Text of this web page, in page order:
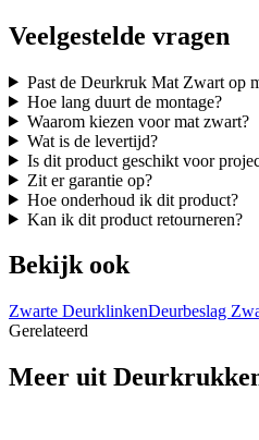
Veelgestelde vragen
Past de Deurkruk Mat Zwart op
Hoe lang duurt de montage?
Waarom kiezen voor mat zwart?
Wat is de levertijd?
Is dit product geschikt voor
Zit er garantie op?
Hoe onderhoud ik dit product?
Kan ik dit product retourneren?
Bekijk ook
Zwarte DeurklinkenDeurbeslag
Gerelateerd
Meer uit